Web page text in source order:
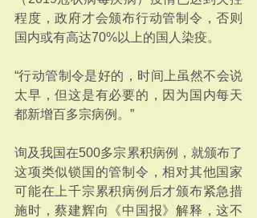
程度，政府才会颁布行动管制令，否则
国内或有高达70%以上的国人染疫。
“行动管制令是好的，时间上虽然不会说
太早，但这是有必要的，因为国内每天
都新增百多宗病例。”
询及我国在500多宗累积病例，就颁布了
这项类似锁国的管制令，相对其他国家
可能在上千宗累积病例后才颁布紧急措
施时，蔡建辉向《中国报》解释，这不